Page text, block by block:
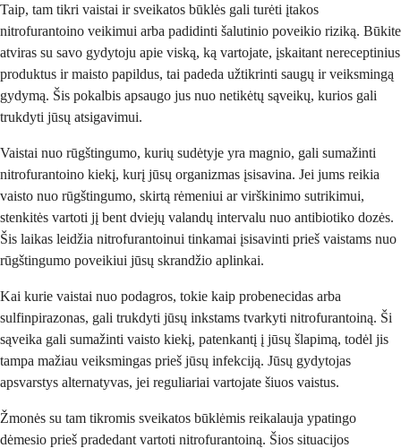
Taip, tam tikri vaistai ir sveikatos būklės gali turėti įtakos
nitrofurantoino veikimui arba padidinti šalutinio poveikio riziką. Būkite
atviras su savo gydytoju apie viską, ką vartojate, įskaitant nereceptinius
produktus ir maisto papildus, tai padeda užtikrinti saugų ir veiksmingą
gydymą. Šis pokalbis apsaugo jus nuo netikėtų sąveikų, kurios gali
trukdyti jūsų atsigavimui.
Vaistai nuo rūgštingumo, kurių sudėtyje yra magnio, gali sumažinti
nitrofurantoino kiekį, kurį jūsų organizmas įsisavina. Jei jums reikia
vaisto nuo rūgštingumo, skirtą rėmeniui ar virškinimo sutrikimui,
stenkitės vartoti jį bent dviejų valandų intervalu nuo antibiotiko dozės.
Šis laikas leidžia nitrofurantoinui tinkamai įsisavinti prieš vaistams nuo
rūgštingumo poveikiui jūsų skrandžio aplinkai.
Kai kurie vaistai nuo podagros, tokie kaip probenecidas arba
sulfinpirazonas, gali trukdyti jūsų inkstams tvarkyti nitrofurantoiną. Ši
sąveika gali sumažinti vaisto kiekį, patenkantį į jūsų šlapimą, todėl jis
tampa mažiau veiksmingas prieš jūsų infekciją. Jūsų gydytojas
apsvarstys alternatyvas, jei reguliariai vartojate šiuos vaistus.
Žmonės su tam tikromis sveikatos būklėmis reikalauja ypatingo
dėmesio prieš pradedant vartoti nitrofurantoiną. Šios situacijos